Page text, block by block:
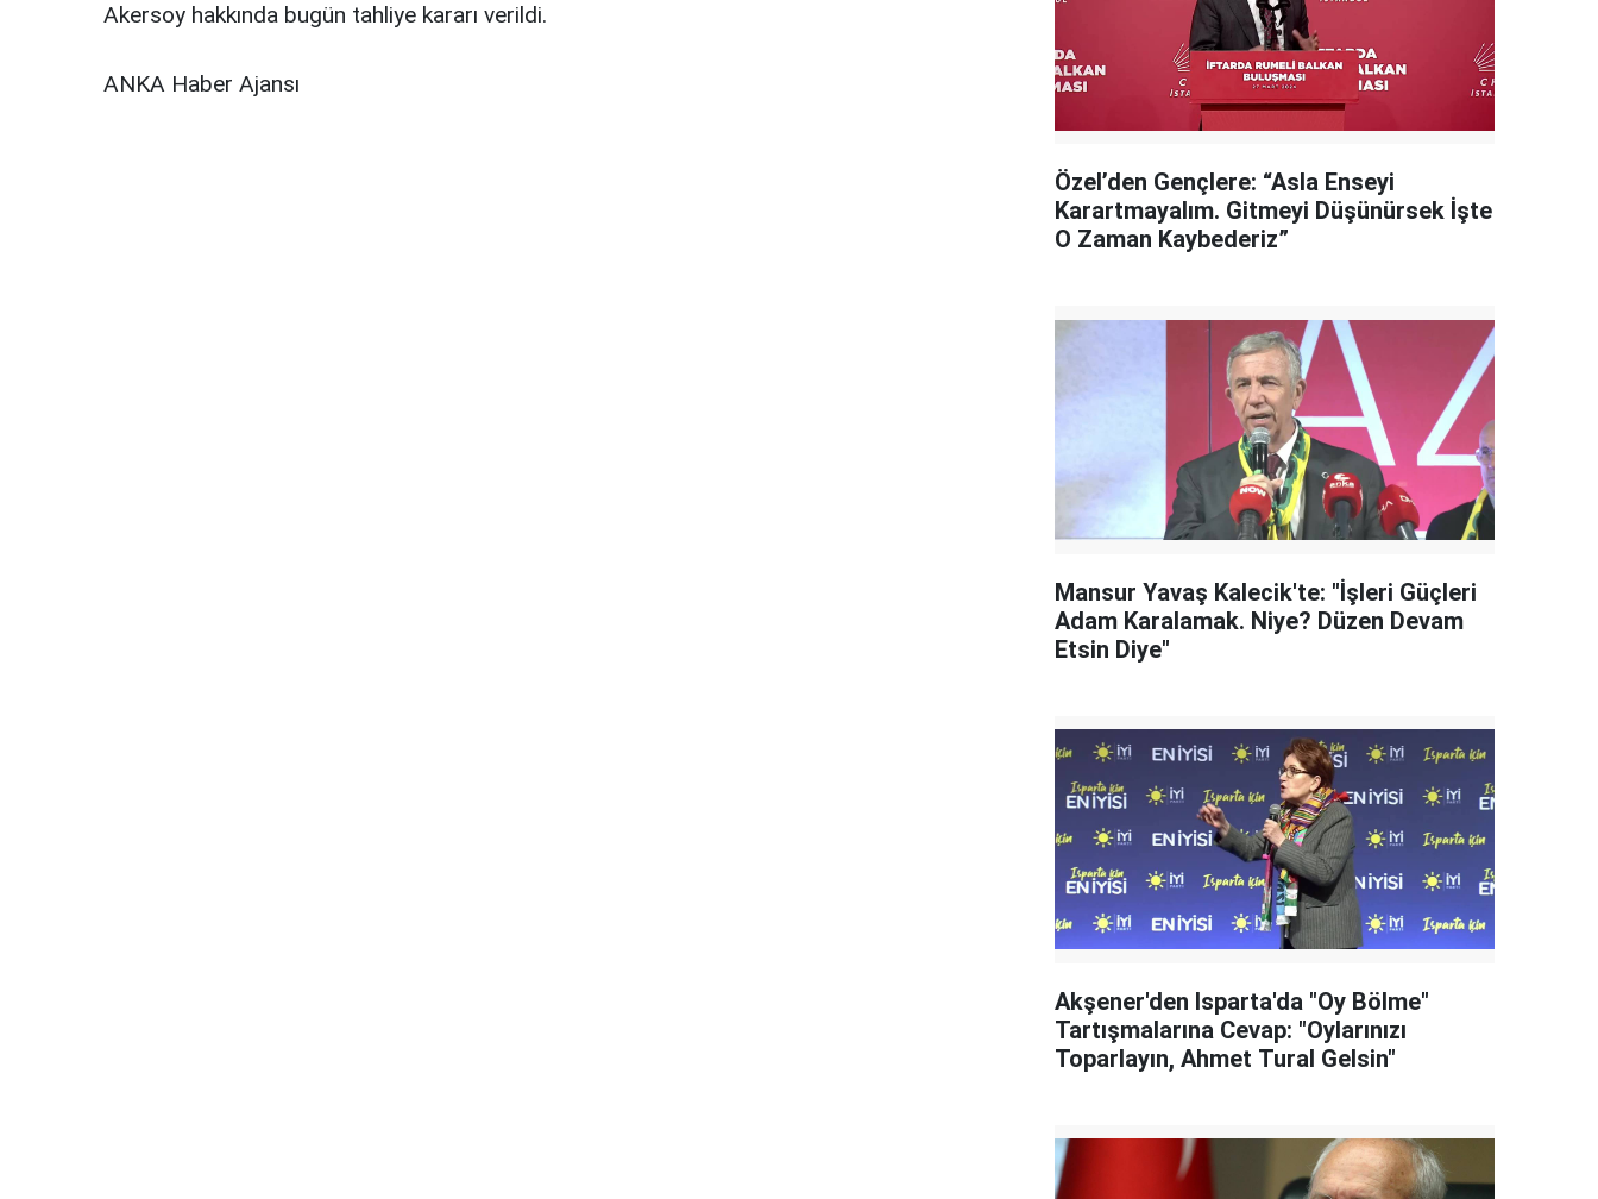
Akersoy hakkında bugün tahliye kararı verildi.
ANKA Haber Ajansı
Özel’den Gençlere: “Asla Enseyi
Karartmayalım. Gitmeyi Düşünürsek İşte
O Zaman Kaybederiz”
Mansur Yavaş Kalecik'te: "İşleri Güçleri
Adam Karalamak. Niye? Düzen Devam
Etsin Diye"
Akşener'den Isparta'da "Oy Bölme"
Tartışmalarına Cevap: "Oylarınızı
Toparlayın, Ahmet Tural Gelsin"